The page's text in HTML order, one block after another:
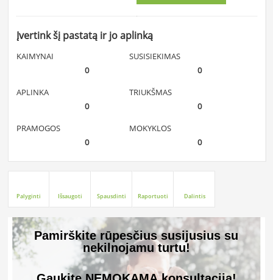
Įvertink šį pastatą ir jo aplinką
KAIMYNAI
0
SUSISIEKIMAS
0
APLINKA
0
TRIUKŠMAS
0
PRAMOGOS
0
MOKYKLOS
0
Palyginti Išsaugoti Spausdinti Raportuoti Dalintis
Pamirškite rūpesčius susijusius su
nekilnojamu turtu!